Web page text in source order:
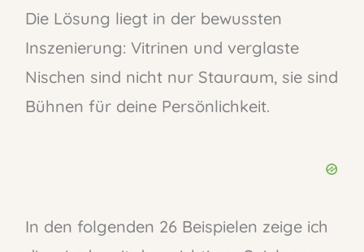
Die Lösung liegt in der bewussten
Inszenierung: Vitrinen und verglaste
Nischen sind nicht nur Stauraum, sie sind
Bühnen für deine Persönlichkeit.
In den folgenden 26 Beispielen zeige ich